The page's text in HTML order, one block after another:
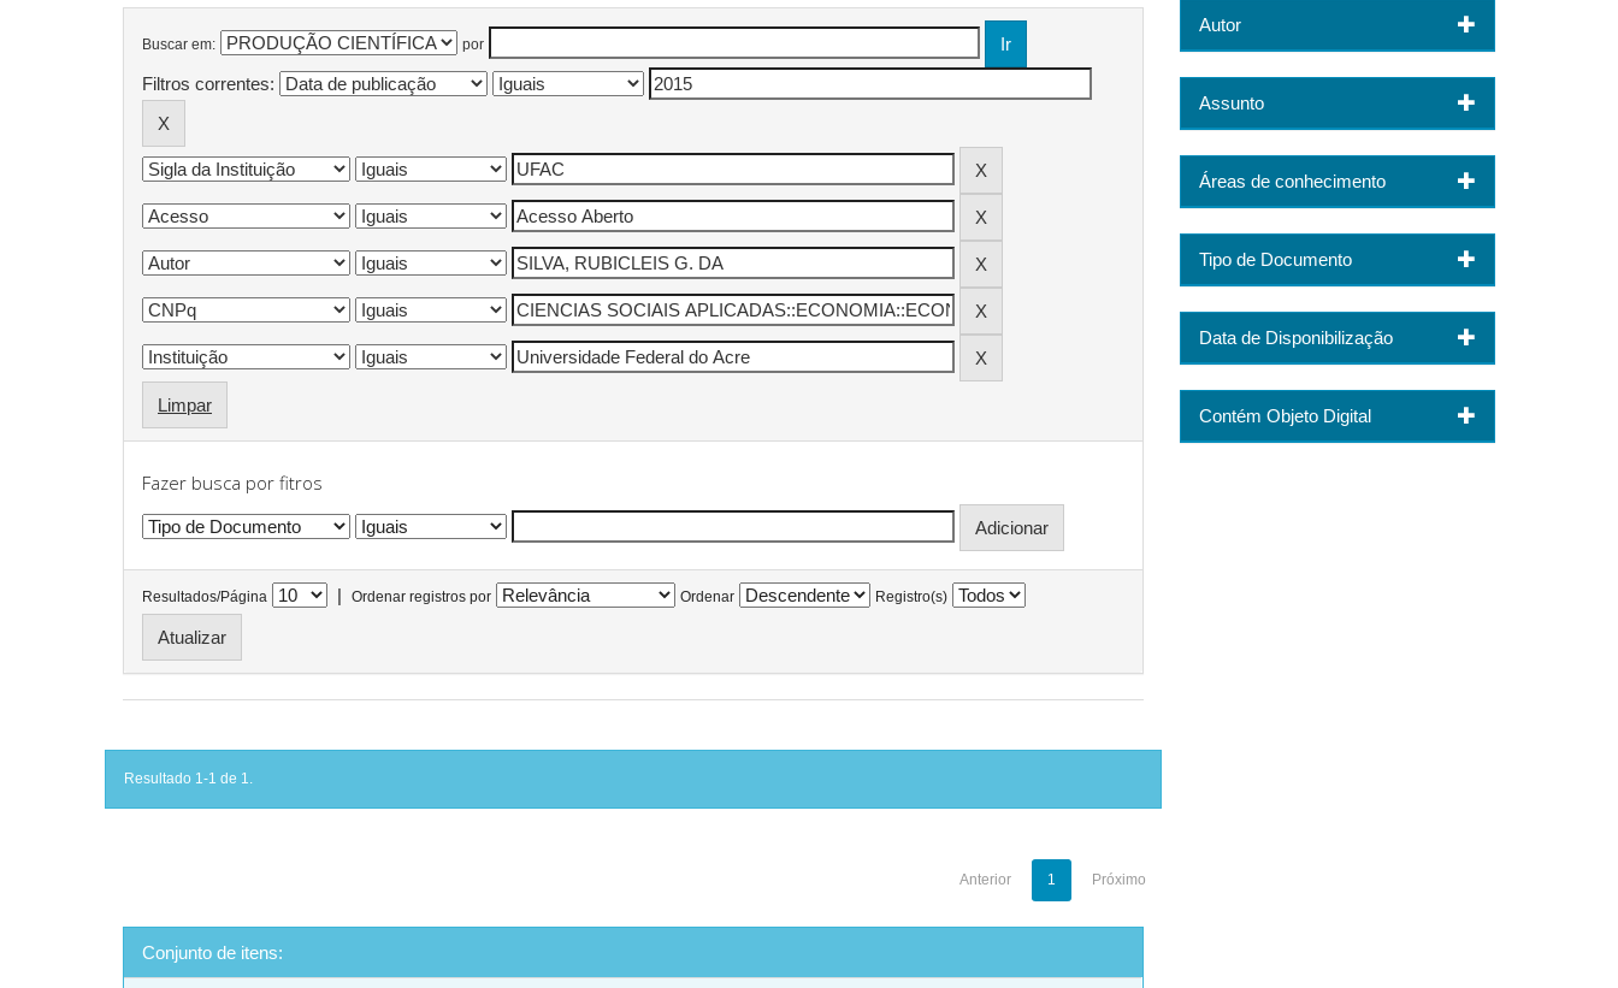
Buscar em: por
Filtros correntes:
Limpar
Fazer busca por fitros
Resultados/Página | Ordenar registros por Ordenar Registro(s)
Resultado 1-1 de 1.
Anterior 1 Próximo
Conjunto de itens:
Autor
Assunto
Áreas de conhecimento
Tipo de Documento
Data de Disponibilização
Contém Objeto Digital